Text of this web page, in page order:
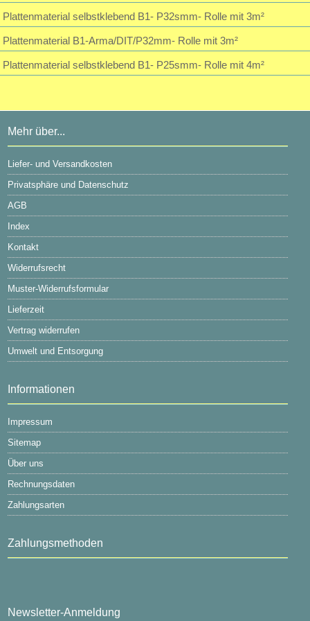
Plattenmaterial selbstklebend B1- P32smm- Rolle mit 3m²
Plattenmaterial B1-Arma/DIT/P32mm- Rolle mit 3m²
Plattenmaterial selbstklebend B1- P25smm- Rolle mit 4m²
Mehr über...
Liefer- und Versandkosten
Privatsphäre und Datenschutz
AGB
Index
Kontakt
Widerrufsrecht
Muster-Widerrufsformular
Lieferzeit
Vertrag widerrufen
Umwelt und Entsorgung
Informationen
Impressum
Sitemap
Über uns
Rechnungsdaten
Zahlungsarten
Zahlungsmethoden
Newsletter-Anmeldung